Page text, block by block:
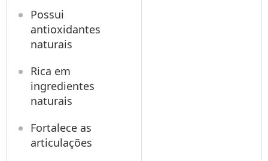
Possui
antioxidantes
naturais
Rica em
ingredientes
naturais
Fortalece as
articulações